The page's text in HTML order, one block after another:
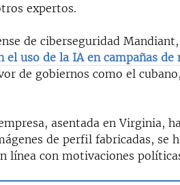
expertos.
de ciberseguridad
el uso de la IA en campañas de
de gobiernos como el
asentada en Virginia,
de perfil fabricadas, se
línea con motivaciones